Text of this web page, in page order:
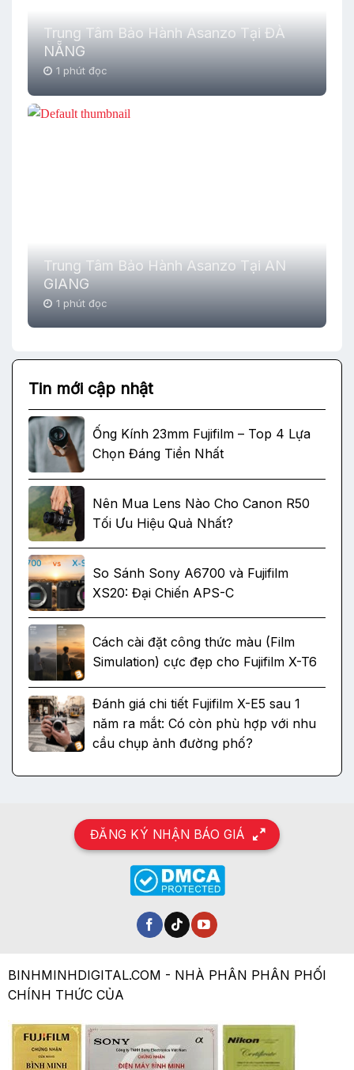
Trung Tâm Bảo Hành Asanzo Tại ĐÀ
NẴNG
1 phút đọc
Trung Tâm Bảo Hành Asanzo Tại AN
GIANG
1 phút đọc
Tin mới cập nhật
Ống Kính 23mm Fujifilm – Top 4 Lựa
Chọn Đáng Tiền Nhất
Nên Mua Lens Nào Cho Canon R50
Tối Ưu Hiệu Quả Nhất?
So Sánh Sony A6700 và Fujifilm
XS20: Đại Chiến APS-C
Cách cài đặt công thức màu (Film
Simulation) cực đẹp cho Fujifilm X-T6
Đánh giá chi tiết Fujifilm X-E5 sau 1
năm ra mắt: Có còn phù hợp với nhu
cầu chụp ảnh đường phố?
ĐĂNG KÝ NHẬN BÁO GIÁ
BINHMINHDIGITAL.COM - NHÀ PHÂN PHÂN PHỐI
CHÍNH THỨC CỦA